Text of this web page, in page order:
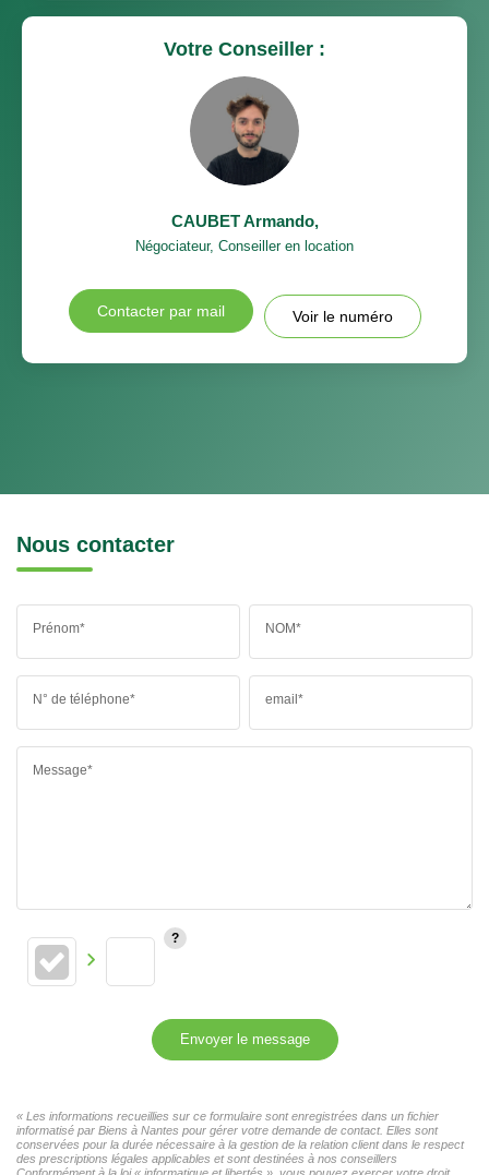
Votre Conseiller :
CAUBET Armando,
Négociateur, Conseiller en location
Contacter par mail Voir le numéro
Nous contacter
Prénom* NOM*
N° de téléphone* email*
Message*
Envoyer le message
« Les informations recueillies sur ce formulaire sont enregistrées dans un fichier
informatisé par Biens à Nantes pour gérer votre demande de contact. Elles sont
conservées pour la durée nécessaire à la gestion de la relation client dans le respect
des prescriptions légales applicables et sont destinées à nos conseillers
Conformément à la loi « informatique et libertés », vous pouvez exercer votre droit